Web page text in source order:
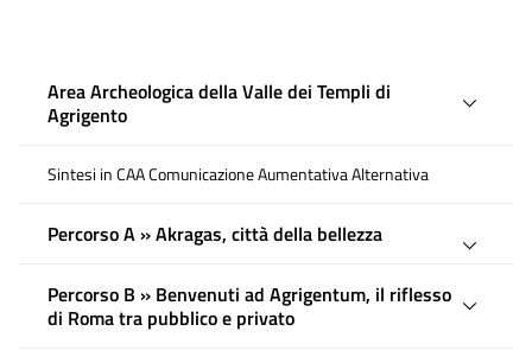
Area Archeologica della Valle dei Templi di
Agrigento
Sintesi in CAA Comunicazione Aumentativa Alternativa
Percorso A » Akragas, città della bellezza
Percorso B » Benvenuti ad Agrigentum, il riflesso
di Roma tra pubblico e privato